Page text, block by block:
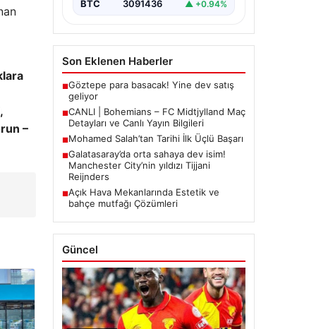
–
BTC 3091436 ▲ +0.94%
Son Eklenen Haberler
■Göztepe para basacak! Yine dev satış
geliyor
■CANLI | Bohemians – FC Midtjylland Maç
Detayları ve Canlı Yayın Bilgileri
■Mohamed Salah’tan Tarihi İlk Üçlü Başarı
■Galatasaray’da orta sahaya dev isim!
Manchester City’nin yıldızı Tijjani
Reijnders
■Açık Hava Mekanlarında Estetik ve
bahçe mutfağı Çözümleri
Güncel